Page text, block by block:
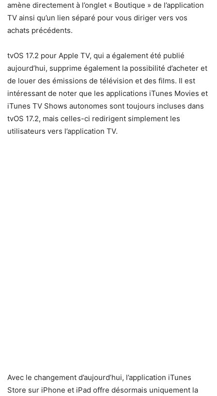
amène directement à l’onglet « Boutique » de l’application
TV ainsi qu’un lien séparé pour vous diriger vers vos
achats précédents.
tvOS 17.2 pour Apple TV, qui a également été publié
aujourd’hui, supprime également la possibilité d’acheter et
de louer des émissions de télévision et des films. Il est
intéressant de noter que les applications iTunes Movies et
iTunes TV Shows autonomes sont toujours incluses dans
tvOS 17.2, mais celles-ci redirigent simplement les
utilisateurs vers l’application TV.
Avec le changement d’aujourd’hui, l’application iTunes
Store sur iPhone et iPad offre désormais uniquement la